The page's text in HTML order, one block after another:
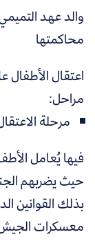
والد عهد
محاكمتها
اعتقال الأطفال
مراحل:
مرحلة الاعتقال
فيها يُعامل
حيث يضربهم
بذلك القوانين
معسكرات الجيش